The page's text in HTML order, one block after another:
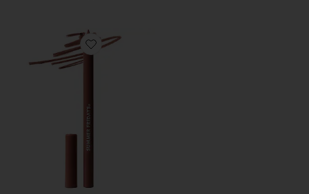
Favorite SOFTLINE LIP LINER リップライナー